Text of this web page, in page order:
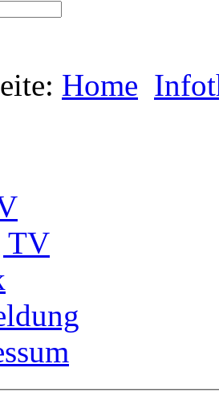
Home
TV